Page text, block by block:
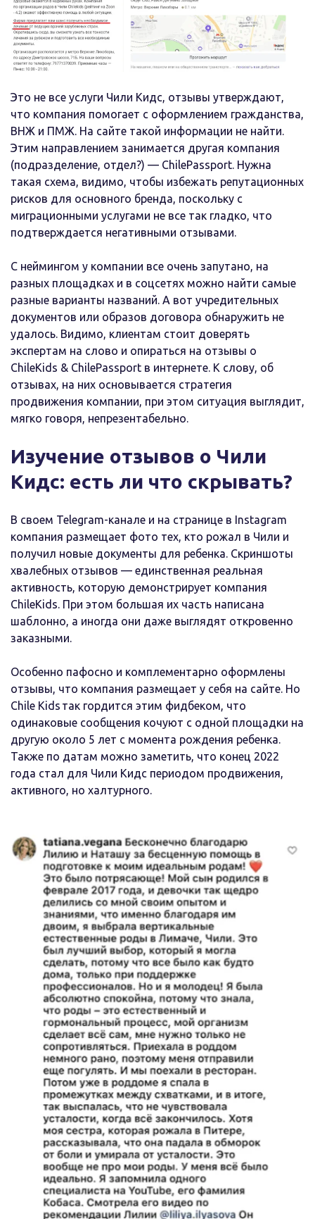
Это не все услуги Чили Кидс, отзывы утверждают,
что компания помогает с оформлением гражданства,
ВНЖ и ПМЖ. На сайте такой информации не найти.
Этим направлением занимается другая компания
(подразделение, отдел?) — ChilePassport. Нужна
такая схема, видимо, чтобы избежать репутационных
рисков для основного бренда, поскольку с
миграционными услугами не все так гладко, что
подтверждается негативными отзывами.
С неймингом у компании все очень запутано, на
разных площадках и в соцсетях можно найти самые
разные варианты названий. А вот учредительных
документов или образов договора обнаружить не
удалось. Видимо, клиентам стоит доверять
экспертам на слово и опираться на отзывы о
ChileKids & ChilePassport в интернете. К слову, об
отзывах, на них основывается стратегия
продвижения компании, при этом ситуация выглядит,
мягко говоря, непрезентабельно.
Изучение отзывов о Чили
Кидс: есть ли что скрывать?
В своем Telegram-канале и на странице в Instagram
компания размещает фото тех, кто рожал в Чили и
получил новые документы для ребенка. Скриншоты
хвалебных отзывов — единственная реальная
активность, которую демонстрирует компания
ChileKids. При этом большая их часть написана
шаблонно, а иногда они даже выглядят откровенно
заказными.
Особенно пафосно и комплементарно оформлены
отзывы, что компания размещает у себя на сайте. Но
Chile Kids так гордится этим фидбеком, что
одинаковые сообщения кочуют с одной площадки на
другую около 5 лет с момента рождения ребенка.
Также по датам можно заметить, что конец 2022
года стал для Чили Кидс периодом продвижения,
активного, но халтурного.